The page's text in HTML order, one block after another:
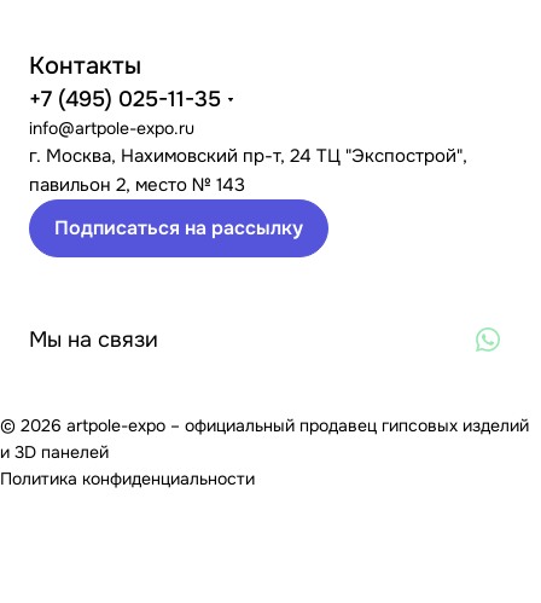
Контакты
+7 (495) 025-11-35
info@artpole-expo.ru
г. Москва, Нахимовский пр-т, 24 ТЦ "Экспострой",
павильон 2, место № 143
Подписаться на рассылку
Мы на связи
© 2026 artpole-expo – официальный продавец гипсовых изделий
и 3D панелей
Политика конфиденциальности